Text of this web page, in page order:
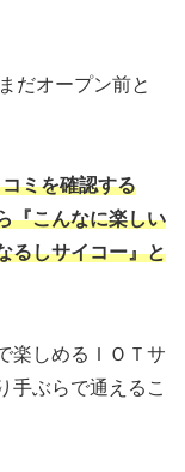
だオープン前と
ミを確認する
『こんなに楽しい
るしサイコー』と
楽しめるＩＯＴサ
手ぶらで通えるこ